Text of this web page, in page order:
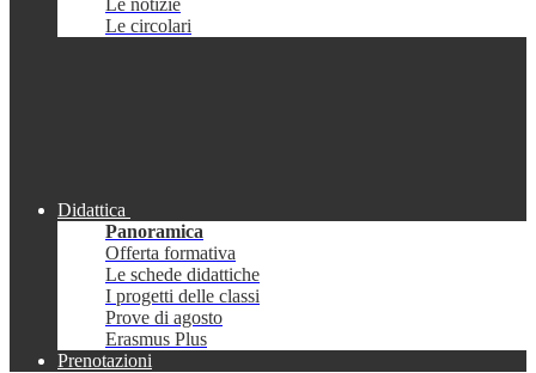
Le notizie
Le circolari
Didattica
Panoramica
Offerta formativa
Le schede didattiche
I progetti delle classi
Prove di agosto
Erasmus Plus
Prenotazioni